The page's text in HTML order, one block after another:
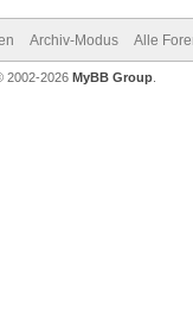
Archiv-Modus Alle
2002-2026 MyBB Group